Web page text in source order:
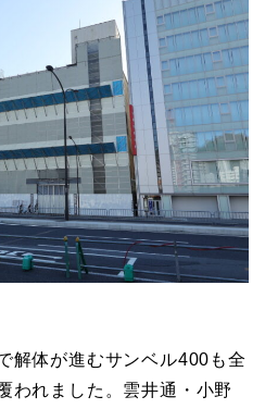
解体が進むサンベル400も全
われました。雲井通・小野